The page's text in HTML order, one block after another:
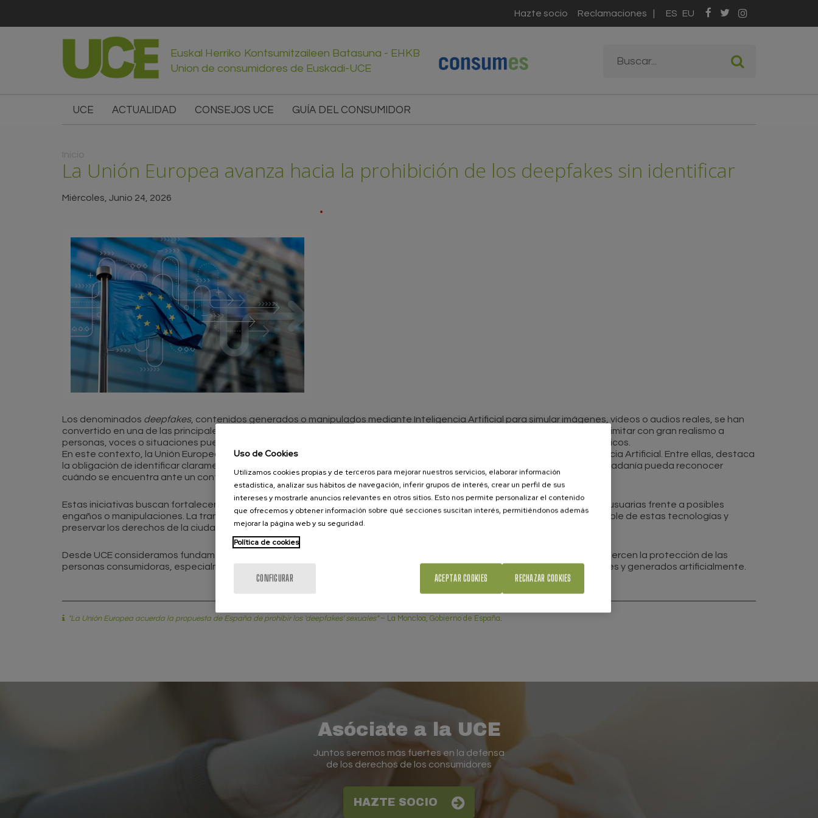
ES EU
Hazte socio Reclamaciones
Euskal Herriko Kontsumitzaileen Batasuna - EHKB
Union de consumidores de Euskadi-UCE
búsqueda
UCE ACTUALIDAD CONSEJOS UCE GUÍA DEL CONSUMIDOR
Usted está aquí
Inicio
La Unión Europea avanza hacia la prohibición de los deepfakes sin identificar
Miércoles, Junio 24, 2026
Los denominados deepfakes, contenidos generados o manipulados mediante Inteligencia Artificial para simular imágenes, vídeos o audios reales, se han
convertido en una de las principales preocupaciones en materia de desinformación y seguridad digital. Su capacidad para imitar con gran realismo a
personas, voces o situaciones puede generar confusión, facilitar fraudes y dificultar la identificación de contenidos auténticos.
En este contexto, la Unión Europea continúa desarrollando medidas para reforzar la transparencia en el uso de la Inteligencia Artificial. Entre ellas, destaca
la obligación de identificar claramente los contenidos generados o manipulados mediante IA, con el objetivo de que la ciudadanía pueda reconocer
cuándo se encuentra ante un contenido artificial.
Estas iniciativas buscan fortalecer la confianza en el entorno digital, combatir la desinformación y proteger a las personas usuarias frente a posibles
engaños o manipulaciones. La transparencia y la información clara serán elementos clave para garantizar un uso responsable de estas tecnologías y
preservar los derechos de la ciudadanía en el ámbito digital.
Desde UCE consideramos fundamental que el desarrollo de la Inteligencia Artificial vaya acompañado de medidas que refuercen la protección de las
personas consumidoras, especialmente en un contexto donde cada vez resulta más difícil distinguir entre contenidos reales y generados artificialmente.
"La Unión Europea acuerda la propuesta de España de prohibir los 'deepfakes' sexuales"– La Moncloa, Gobierno de España.
Asóciate a la UCE
Juntos seremos más fuertes en la defensa
de los derechos de los consumidores
HAZTE SOCIO
Uso de Cookies
Utilizamos cookies propias y de terceros para mejorar nuestros servicios, elaborar información
estadística, analizar sus hábitos de navegación, inferir grupos de interés, crear un perfil de sus
intereses y mostrarle anuncios relevantes en otros sitios. Esto nos permite personalizar el contenido
que ofrecemos y obtener información sobre qué secciones suscitan interés, permitiéndonos además
mejorar la página web y su seguridad.
Política de cookies
CONFIGURAR RECHAZAR COOKIES
ACEPTAR COOKIES